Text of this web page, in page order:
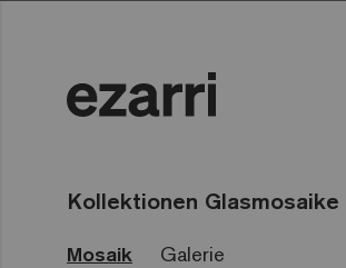
Kollektionen Glasmosaike
Mosaik Galerie